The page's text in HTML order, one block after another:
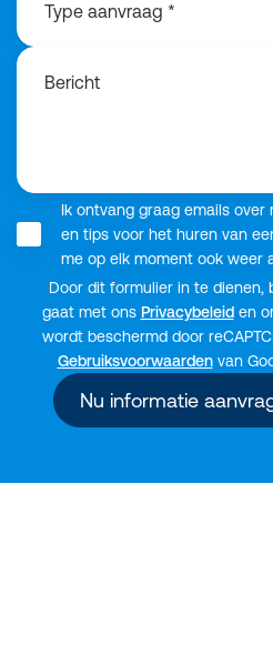
Bericht
Ik ontvang graag emails
en tips voor het huren van
me op elk moment ook weer
Door dit formulier in te dienen,
gaat met ons Privacybeleiden
wordt beschermd door
Gebruiksvoorwaardenvan
Nu informatie